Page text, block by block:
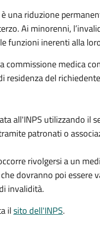
una riduzione
Ai minorenni,
funzioni inerenti alla
commissione medica
del
all'INPS utilizzando il
patronati o
rivolgersi a un
dovranno poi essere
invalidità.
ilsito dell'INPS.